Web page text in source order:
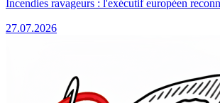
Incendies ravageurs : l'exécutif européen
27.07.2026